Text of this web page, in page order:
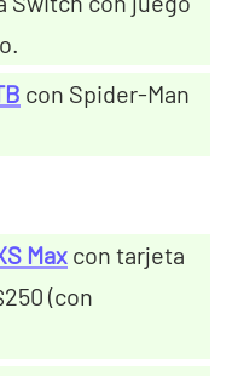
con Spider-Man
Max con tarjeta
(con